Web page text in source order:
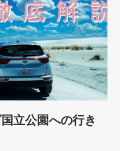
立公園への行き